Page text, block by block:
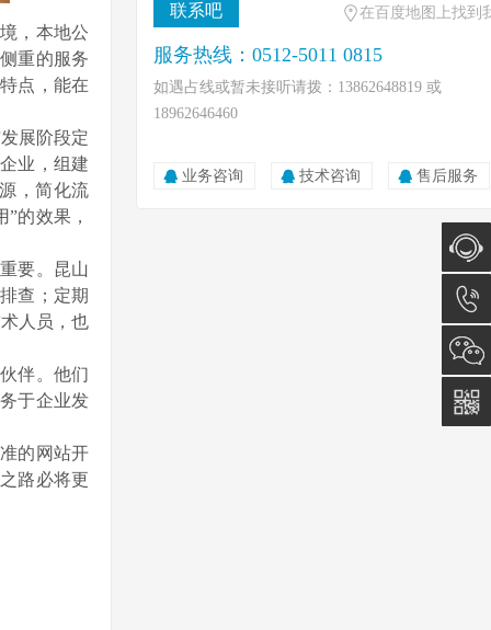
，本地公
重的服务
点，能在
展阶段定
业，组建
，简化流
的效果，
要。昆山
查；定期
人员，也
伴。他们
于企业发
的网站开
路必将更
联系吧 在百度地图上找到
服务热线：0512-5011 0815
如遇占线或暂未接听请拨：13862648819 或
18962646460
业务咨询 技术咨询 售后服务
在线咨
询
0512-
5011